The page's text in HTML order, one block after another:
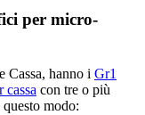
per micro-
Cassa, hanno i Gr1
con tre o più
modo: